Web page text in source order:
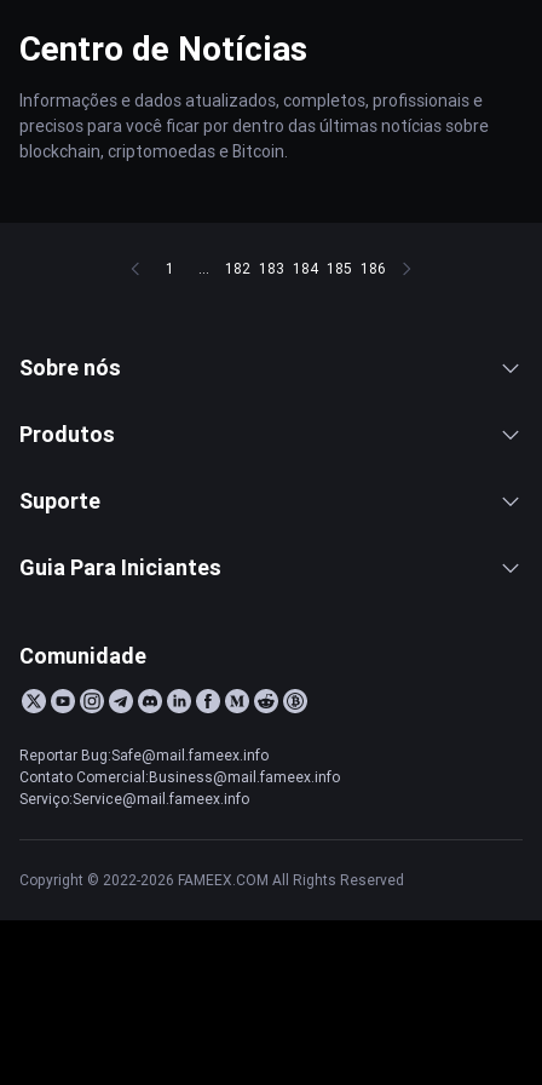
Centro de Notícias
Informações e dados atualizados, completos, profissionais e
precisos para você ficar por dentro das últimas notícias sobre
blockchain, criptomoedas e Bitcoin.
1 ... 182 183 184 185 186
Sobre nós
Produtos
Suporte
Guia Para Iniciantes
Comunidade
Reportar Bug:Safe@mail.fameex.info
Contato Comercial:Business@mail.fameex.info
Serviço:Service@mail.fameex.info
Copyright © 2022-2026 FAMEEX.COM All Rights Reserved